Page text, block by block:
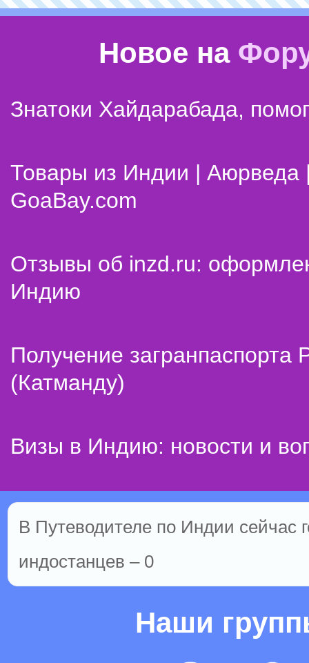
Новое на
Знатоки Хайдарабада,
Товары из Индии | Аюрведа
GoaBay.com
Отзывы об inzd.ru:
Индию
Получение
(Катманду)
Визы в Индию: новости и
В Путеводителе по Индии сейчас
индостанцев – 0
Наши